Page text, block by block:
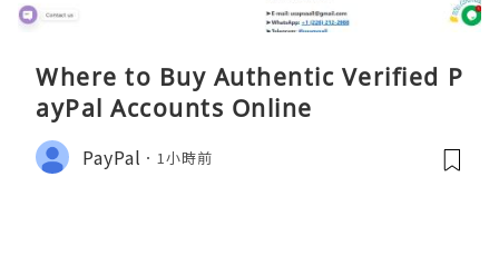
Where to Buy Authentic Verified P
ayPal Accounts Online
PayPal 1小時前